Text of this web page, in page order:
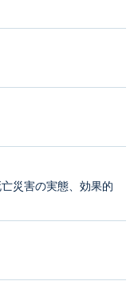
災害の実態、効果的